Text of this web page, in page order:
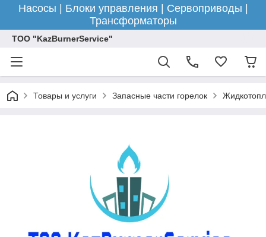
Насосы | Блоки управления | Сервоприводы |
Трансформаторы
ТОО "KazBurnerService"
Товары и услуги Запасные части горелок